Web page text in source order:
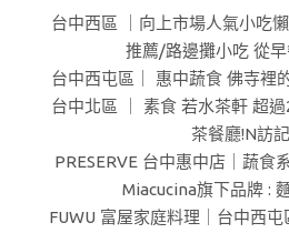
台中西區 ｜向上市場人氣小吃
推薦/路邊攤小吃 從
台中西屯區｜ 惠中蔬食 佛寺裡
台中北區 ｜ 素食 若水茶軒 超
茶餐廳!N訪
PRESERVE 台中惠中店｜蔬食
Miacucina旗下品牌 :
FUWU 富屋家庭料理｜台中西